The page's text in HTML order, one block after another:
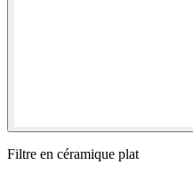
Filtre en céramique plat